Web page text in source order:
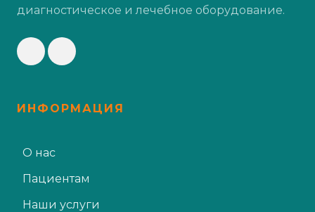
диагностическое и лечебное оборудование.
ИНФОРМАЦИЯ
О нас
Пациентам
Наши услуги